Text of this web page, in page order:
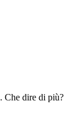
Che dire di più?